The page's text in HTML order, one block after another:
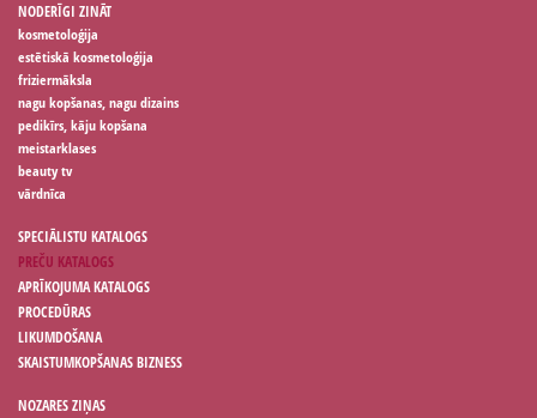
NODERĪGI ZINĀT
kosmetoloģija
estētiskā kosmetoloģija
friziermāksla
nagu kopšanas, nagu dizains
pedikīrs, kāju kopšana
meistarklases
beauty tv
vārdnīca
SPECIĀLISTU KATALOGS
PREČU KATALOGS
APRĪKOJUMA KATALOGS
PROCEDŪRAS
LIKUMDOŠANA
SKAISTUMKOPŠANAS BIZNESS
NOZARES ZIŅAS